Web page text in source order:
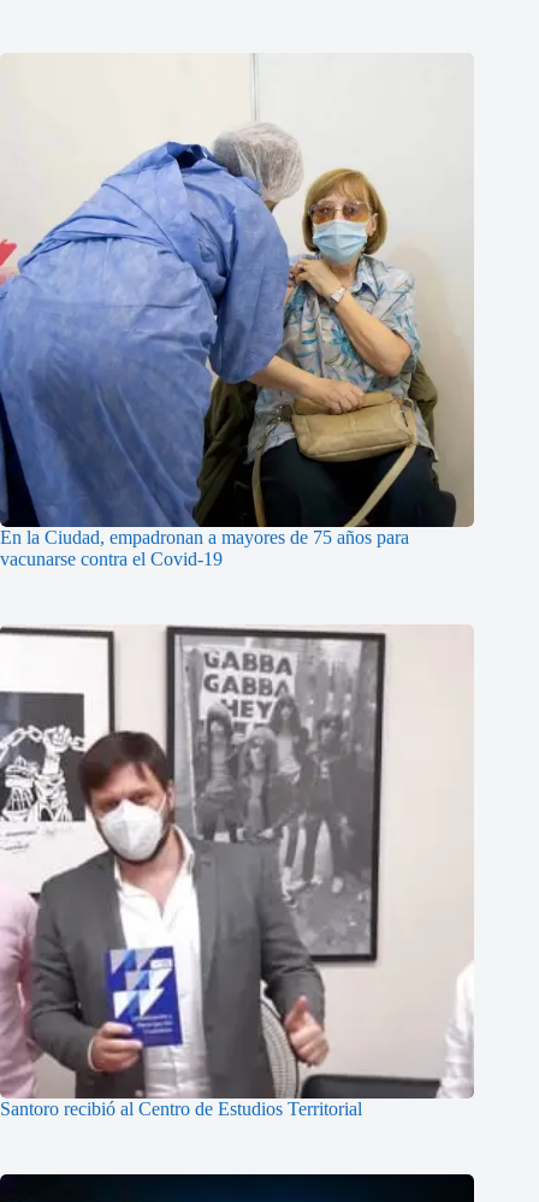
En la Ciudad, empadronan a mayores de 75 años para
vacunarse contra el Covid-19
Santoro recibió al Centro de Estudios Territorial